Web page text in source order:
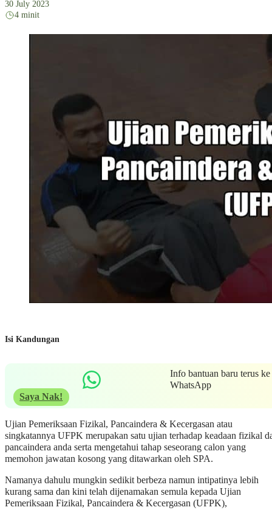
30 July 2023
4 minit
Isi Kandungan
Info bantuan baru terus ke
WhatsApp
Saya Nak!
Ujian Pemeriksaan Fizikal, Pancaindera & Kecergasan atau
singkatannya UFPK merupakan satu ujian terhadap keadaan fizikal
pancaindera anda serta mengetahui tahap seseorang calon yang
memohon jawatan kosong yang ditawarkan oleh SPA.
Namanya dahulu mungkin sedikit berbeza namun intipatinya lebih
kurang sama dan kini telah dijenamakan semula kepada Ujian
Pemeriksaan Fizikal, Pancaindera & Kecergasan (UFPK),